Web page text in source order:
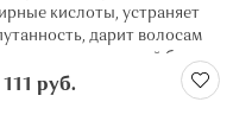
кислоты, устраняет
дарит волосам
и зеркальный блеск
руб.